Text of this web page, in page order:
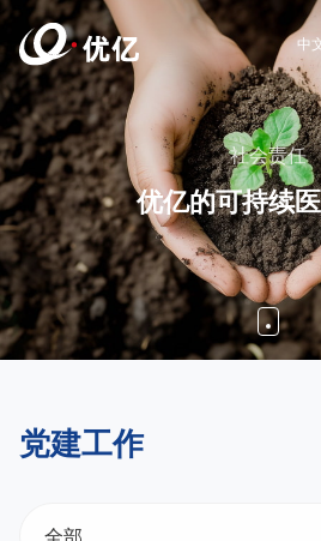
中
社会责任
优亿的可持续
党建工作